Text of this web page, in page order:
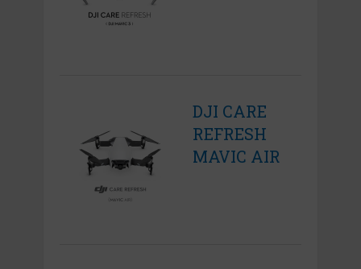
DJI CARE
REFRESH
MAVIC AIR